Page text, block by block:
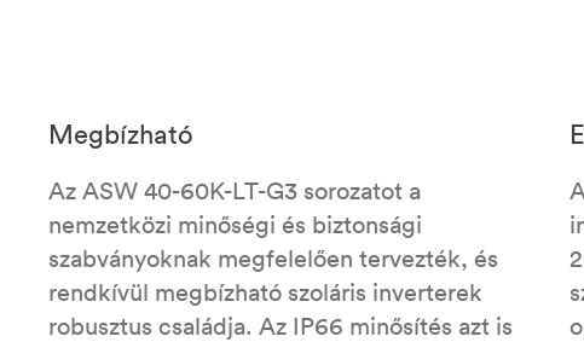
Megbízható
Az ASW 40-60K-LT-G3 sorozatot a
nemzetközi minőségi és biztonsági
szabványoknak megfelelően tervezték, és
rendkívül megbízható szoláris inverterek
robusztus családja. Az IP66 minősítés azt is